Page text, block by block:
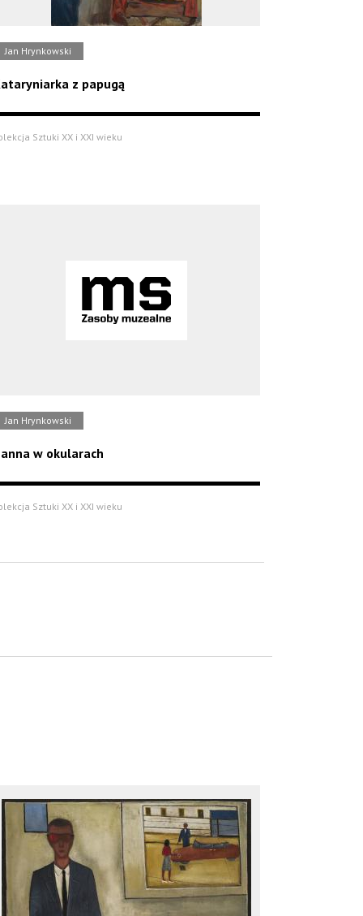
Jan Hrynkowski
z papugą
Sztuki XX i XXI wieku
Jan Hrynkowski
w okularach
Sztuki XX i XXI wieku